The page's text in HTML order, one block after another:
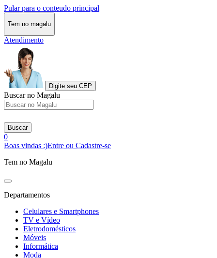
Pular para o conteudo principal
Tem no magalu
Atendimento
Digite seu CEP
Buscar no Magalu
Buscar
0
Boas vindas :)Entre ou Cadastre-se
Tem no Magalu
Departamentos
Celulares e Smartphones
TV e Vídeo
Eletrodomésticos
Móveis
Informática
Moda